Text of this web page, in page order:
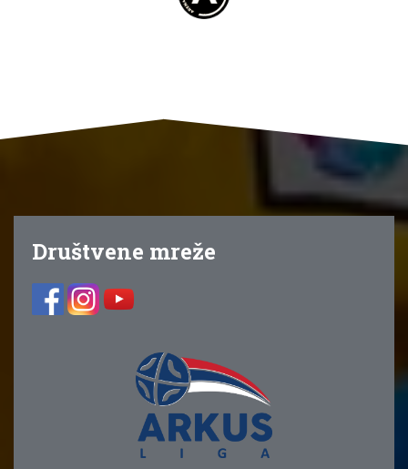
Društvene mreže